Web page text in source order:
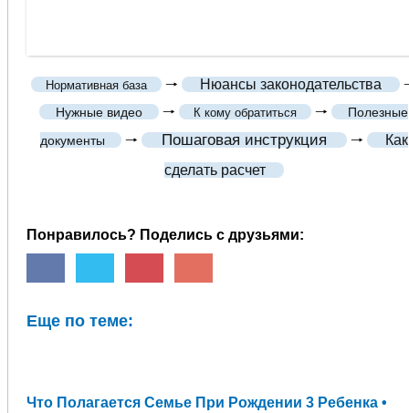
Нормативная база 🠒 Нюансы законодательства
Нужные видео 🠒 К кому обратиться 🠒
Полезные
документы
🠒 Пошаговая инструкция 🠒
Как
сделать расчет
Понравилось? Поделись с друзьями:
Еще по теме:
Что Полагается Семье При Рождении 3 Ребенка •